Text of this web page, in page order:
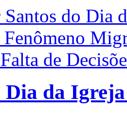
Santos do Dia
Fenômeno
de
Dia da